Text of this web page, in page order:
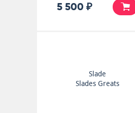
5 500 ₽
Slade
Slades Greats